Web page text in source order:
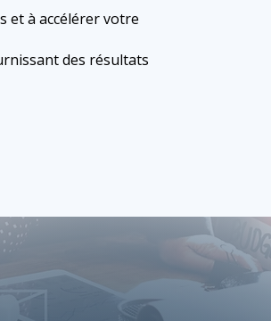
et à accélérer votre
des résultats